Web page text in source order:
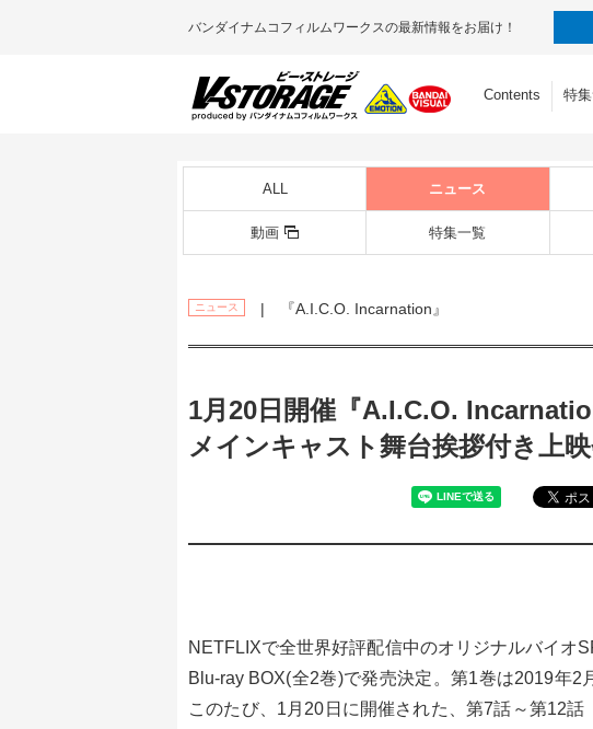
バンダイナムコフィルムワークスの最新情報をお届け！
Contents 特
ALL ニュース
動画 特集一覧
ニュース | 『A.I.C.O. Incarnation』
1月20日開催『A.I.C.O.
メインキャスト舞台挨拶付き上
NETFLIXで全世界好評配信中のオリジナルバイオ
Blu-ray BOX(全2巻)で発売決定。第1巻は2019年2
このたび、1月20日に開催された、第7話～第12